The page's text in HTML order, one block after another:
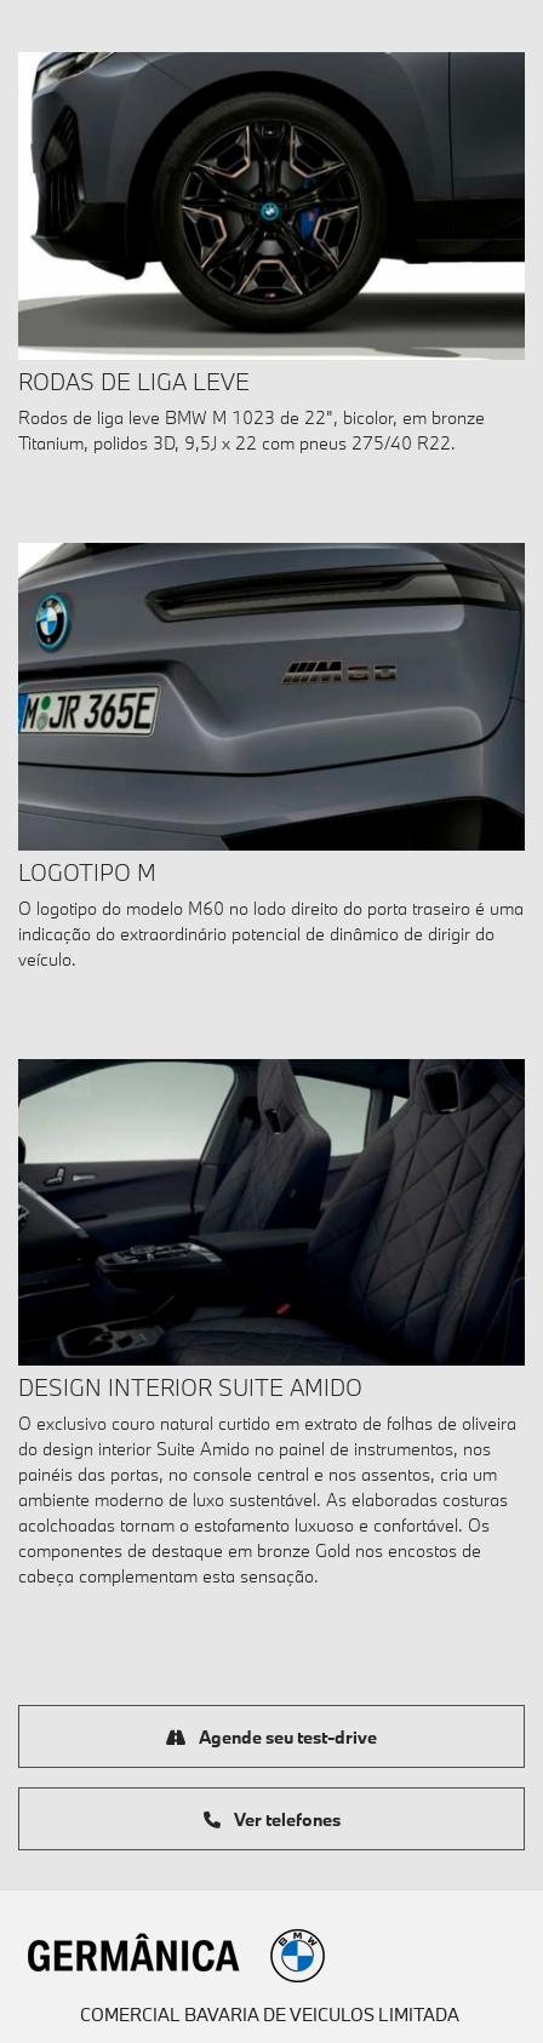
RODAS DE LIGA LEVE
Rodos de liga leve BMW M 1023 de 22", bicolor, em bronze
Titanium, polidos 3D, 9,5J x 22 com pneus 275/40 R22.
LOGOTIPO M
O logotipo do modelo M60 no lodo direito do porta traseiro é uma
indicação do extraordinário potencial de dinâmico de dirigir do
veículo.
DESIGN INTERIOR SUITE AMIDO
O exclusivo couro natural curtido em extrato de folhas de oliveira
do design interior Suite Amido no painel de instrumentos, nos
painéis das portas, no console central e nos assentos, cria um
ambiente moderno de luxo sustentável. As elaboradas costuras
acolchoadas tornam o estofamento luxuoso e confortável. Os
componentes de destaque em bronze Gold nos encostos de
cabeça complementam esta sensação.
Ver telefones
Agende seu test-drive
COMERCIAL BAVARIA DE VEICULOS LIMITADA